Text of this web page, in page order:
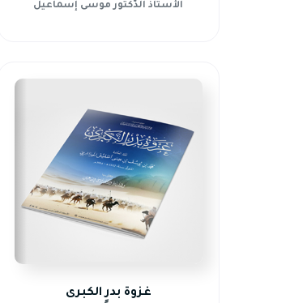
الأستاذ الدّكتور موسى إسماعيل
غزوة بدرٍ الكبرى